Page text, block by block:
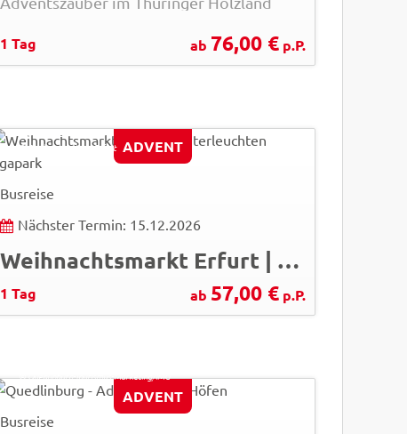
1 Tag ab 76,00 €p.P.
Hans P. Szyszka
© Stadtverwaltung Erfurt ADVENT
Busreise
Nächster Termin: 15.12.2026
Weihnachtsmarkt Erfurt | Winterleuchten egapark
1 Tag ab 57,00 €p.P.
© Quedlinburg-Tourismus-Marketing/IMG
ADVENT
Busreise